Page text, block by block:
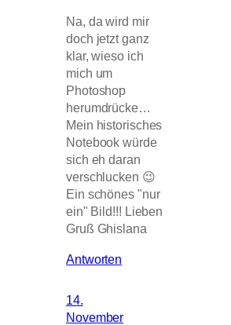
Na, da wird mir
doch jetzt ganz
klar, wieso ich
mich um
Photoshop
herumdrücke…
Mein historisches
Notebook würde
sich eh daran
verschlucken 😉
Ein schönes "nur
ein" Bild!!! Lieben
Gruß Ghislana
Antworten
14.
November